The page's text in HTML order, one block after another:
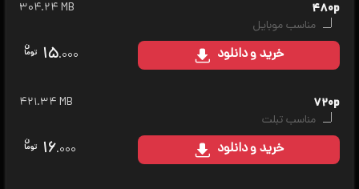
۴۸۰p
مناسب موبایل
۳۰۴.۲۴ MB
خریدو دانلود ۱۵.۰۰۰
۷۲۰p
مناسب تبلت
۴۲۱.۳۴ MB
خریدو دانلود ۱۶.۰۰۰